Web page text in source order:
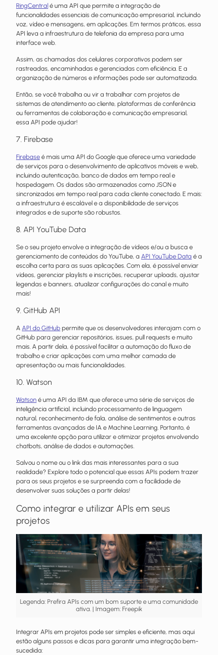
RingCentral é uma API que permite a integração de
funcionalidades essenciais de comunicação empresarial, incluindo
voz, vídeo e mensagens, em aplicações. Em termos práticos, essa
API leva a infraestrutura de telefonia da empresa para uma
interface web.
Assim, as chamadas dos celulares corporativos podem ser
rastreadas, encaminhadas e gerenciadas com eficiência. E a
organização de números e informações pode ser automatizada.
Então, se você trabalha ou vir a trabalhar com projetos de
sistemas de atendimento ao cliente, plataformas de conferência
ou ferramentas de colaboração e comunicação empresarial,
essa API pode ajudar!
7. Firebase
Firebase é mais uma API do Google que oferece uma variedade
de serviços para o desenvolvimento de aplicativos móveis e web,
incluindo autenticação, banco de dados em tempo real e
hospedagem. Os dados são armazenados como JSON e
sincronizados em tempo real para cada cliente conectado. E mais:
a infraestrutura é escalável e a disponibilidade de serviços
integrados e de suporte são robustos.
8. API YouTube Data
Se o seu projeto envolve a integração de vídeos e/ou a busca e
gerenciamento de conteúdos do YouTube, a API YouTube Data é a
escolha certa para as suas aplicações. Com ela, é possível enviar
vídeos, gerenciar playlists e inscrições, recuperar uploads, ajustar
legendas e banners, atualizar configurações do canal e muito
mais!
9. GitHub API
A API do GitHub permite que os desenvolvedores interajam com o
GitHub para gerenciar repositórios, issues, pull requests e muito
mais. A partir dela, é possível facilitar a automação do fluxo de
trabalho e criar aplicações com uma melhor camada de
apresentação ou mais funcionalidades.
10. Watson
Watson é uma API da IBM que oferece uma série de serviços de
inteligência artificial, incluindo processamento de linguagem
natural, reconhecimento de fala, análise de sentimentos e outras
ferramentas avançadas de IA e Machine Learning. Portanto, é
uma excelente opção para utilizar e otimizar projetos envolvendo
chatbots, análise de dados e automações.
Salvou o nome ou o link das mais interessantes para a sua
realidade? Explore todo o potencial que essas APIs podem trazer
para os seus projetos e se surpreenda com a facilidade de
desenvolver suas soluções a partir delas!
Como integrar e utilizar APIs em seus
projetos
Legenda: Prefira APIs com um bom suporte e uma comunidade
ativa. | Imagem: Freepik
Integrar APIs em projetos pode ser simples e eficiente, mas aqui
estão alguns passos e dicas para garantir uma integração bem-
sucedida: